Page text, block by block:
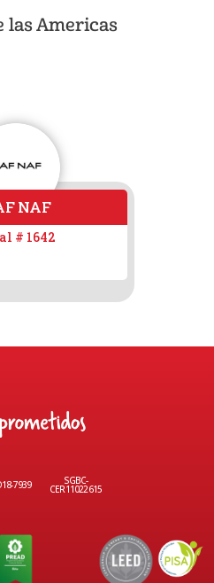
las Americas
NAF
# 1642
7939 SGBC-
CER11022615